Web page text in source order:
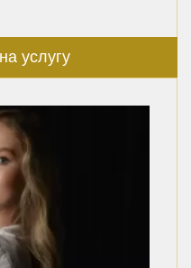
услугу